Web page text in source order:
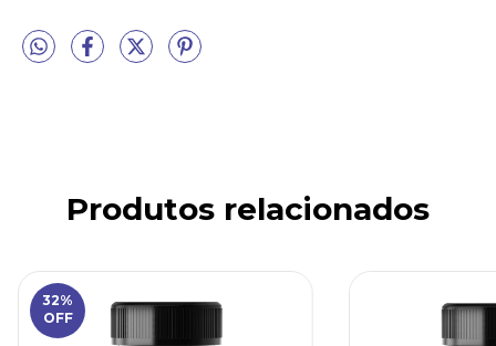
Produtos relacionados
32%
OFF